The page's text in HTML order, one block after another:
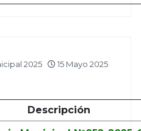
2025 15 Mayo 2025
Descripción